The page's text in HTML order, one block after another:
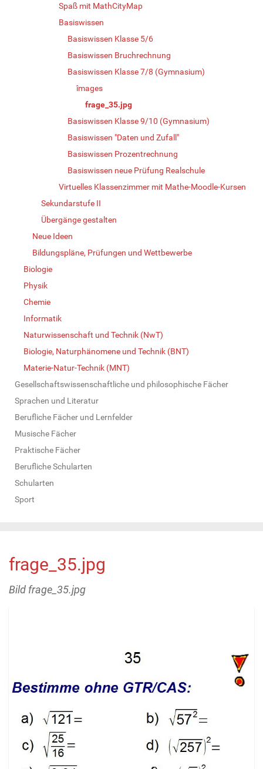
Spaß mit MathCityMap
Basiswissen
Basiswissen Klasse 5/6
Basiswissen Bruchrechnung
Basiswissen Klasse 7/8 (Gymnasium)
îmages
frage_35.jpg
Basiswissen Klasse 9/10 (Gymnasium)
Basiswissen "Daten und Zufall"
Basiswissen Prozentrechnung
Basiswissen neue Prüfung Realschule
Virtuelles Klassenzimmer mit Mathe-Moodle-Kursen
Sekundarstufe II
Übergänge gestalten
Neue Ideen
Bildungspläne, Prüfungen und Wettbewerbe
Biologie
Physik
Chemie
Informatik
Naturwissenschaft und Technik (NwT)
Biologie, Naturphänomene und Technik (BNT)
Materie-Natur-Technik (MNT)
Gesellschaftswissenschaftliche und philosophische Fächer
Sprachen und Literatur
Berufliche Fächer und Lernfelder
Musische Fächer
Praktische Fächer
Berufliche Schularten
Schularten
Sport
frage_35.jpg
Bild frage_35.jpg